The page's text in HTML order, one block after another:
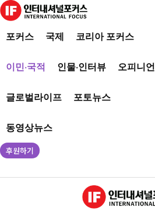
포커스 국제 코리아 포커스
이민·국적 인물·인터뷰 오피니언
글로벌라이프 포토뉴스
동영상뉴스
후원하기